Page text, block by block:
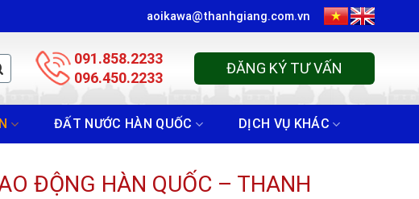
aoikawa@thanhgiang.com.vn
091.858.2233
096.450.2233
ĐĂNG KÝ TƯ VẤN
ĐẤT NƯỚC HÀN QUỐC DỊCH VỤ KHÁC
ĐỘNG HÀN QUỐC – THANH